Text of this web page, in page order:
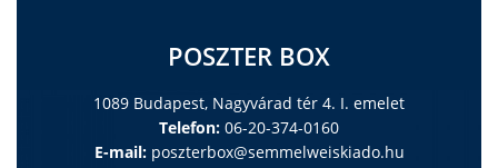
POSZTER BOX
1089 Budapest, Nagyvárad tér 4. I. emelet
Telefon: 06-20-374-0160
E-mail: poszterbox@semmelweiskiado.hu